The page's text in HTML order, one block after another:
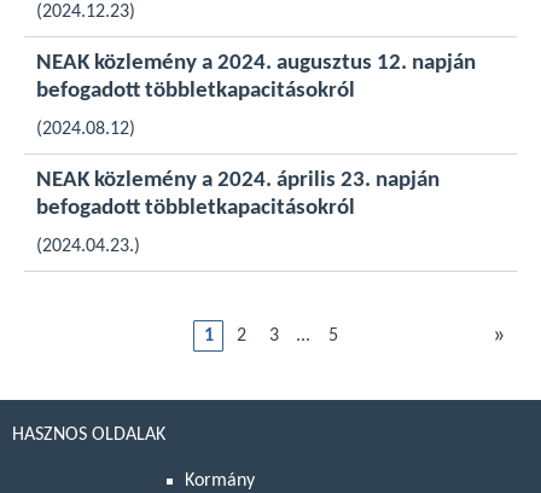
(2024.12.23)
NEAK közlemény a 2024. augusztus 12. napján
befogadott többletkapacitásokról
(2024.08.12)
NEAK közlemény a 2024. április 23. napján
befogadott többletkapacitásokról
(2024.04.23.)
1 2 3 ... 5 »
HASZNOS OLDALAK
Kormány